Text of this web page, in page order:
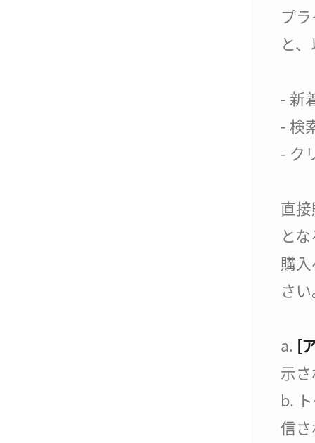
プ
と
- 新
- 検
- ク
直
と
購
さ
a. [
示
b.
信